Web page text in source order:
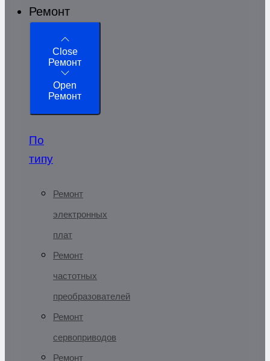
Ремонт
Close
Ремонт
Open
Ремонт
По
типу
Ремонт
электронных
плат
Ремонт
частотных
преобразователей
Ремонт
сервоприводов
Ремонт